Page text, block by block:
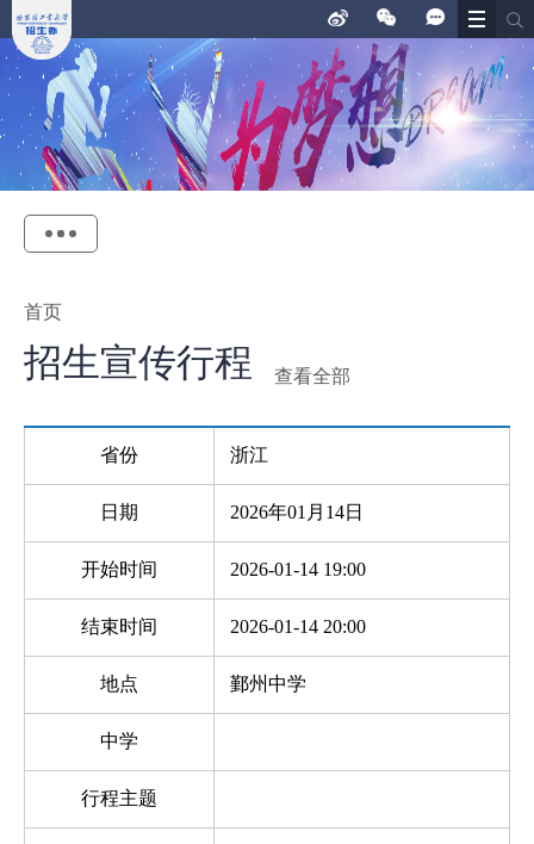
首页
招生宣传行程 查看全部
省份 浙江
日期 2026年01月14日
开始时间 2026-01-14 19:00
结束时间 2026-01-14 20:00
地点 鄞州中学
中学
行程主题